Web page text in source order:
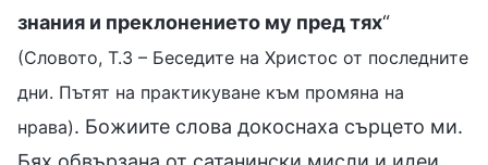
знания и преклонението му пред тях“
(Словото, Т.3 – Беседите на Христос от последните
дни. Пътят на практикуване към промяна на
нрава). Божиите слова докоснаха сърцето ми.